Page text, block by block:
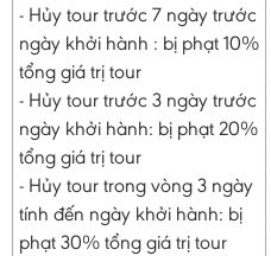
- Hủy tour trước 7 ngày trước
ngày khởi hành : bị phạt 10%
tổng giá trị tour
- Hủy tour trước 3 ngày trước
ngày khởi hành: bị phạt 20%
tổng giá trị tour
- Hủy tour trong vòng 3 ngày
tính đến ngày khởi hành: bị
phạt 30% tổng giá trị tour